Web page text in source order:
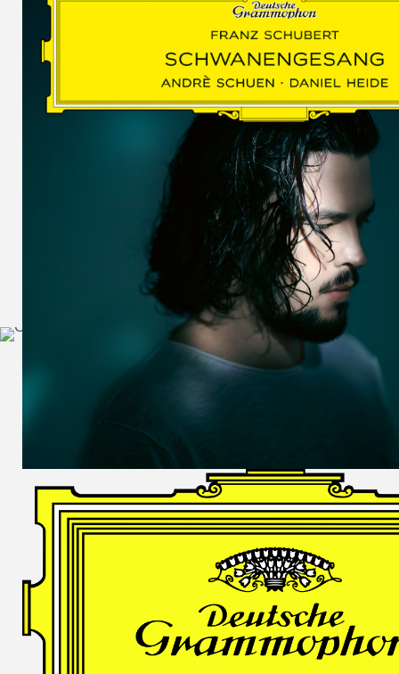
WOLF
MARTIN
SCHUMANN,
LIEDERKREIS
OP. 24
SECHS
MONOLOGE
AUS
JEDERMANN
GESÄNGE
Andrè Schuen,
Baritone
Daniel Heide,
Piano